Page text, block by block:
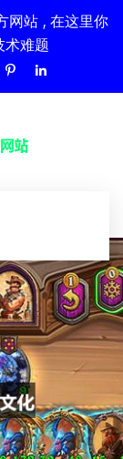
网站 , 在这里你
术难题